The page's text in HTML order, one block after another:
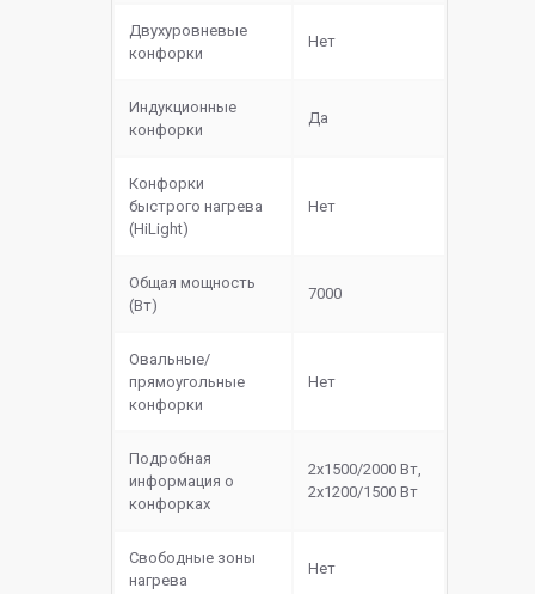
Двухуровневые
конфорки
Нет
Индукционные
конфорки
Да
Конфорки
быстрого нагрева
(HiLight)
Нет
Общая мощность
(Вт)
7000
Овальные/
прямоугольные
конфорки
Нет
Подробная
информация о
конфорках
2х1500/2000 Вт,
2х1200/1500 Вт
Свободные зоны
нагрева
Нет